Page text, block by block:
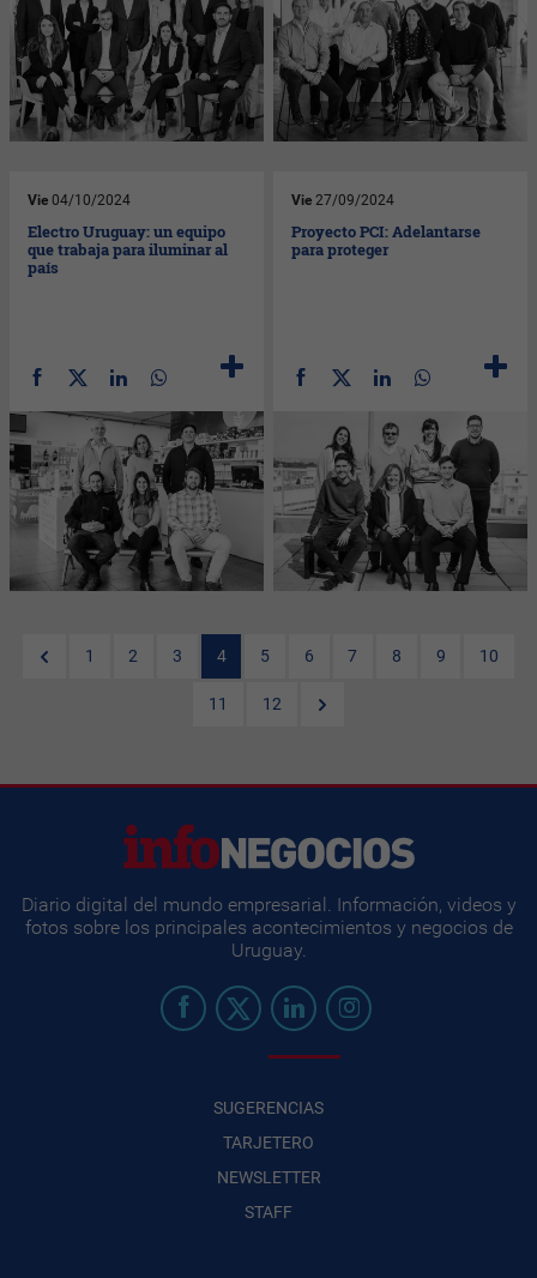
Vie 04/10/2024
Electro Uruguay: un equipo
que trabaja para iluminar al
país
Vie 27/09/2024
Proyecto PCI: Adelantarse
para proteger
1 2 3 4 5 6 7 8 9 10
11 12
Diario digital del mundo empresarial. Información, videos y
fotos sobre los principales acontecimientos y negocios de
Uruguay.
SUGERENCIAS
TARJETERO
NEWSLETTER
STAFF